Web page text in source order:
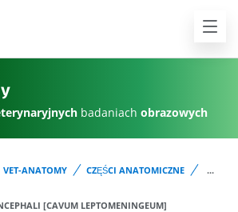
badaniach obrazowych
VET-ANATOMY CZĘŚCI ANATOMICZNE
...
[CAVUM LEPTOMENINGEUM]